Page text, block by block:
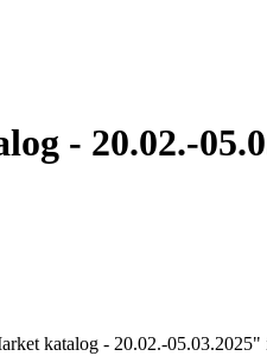
- 20.02.-
katalog - 20.02.-